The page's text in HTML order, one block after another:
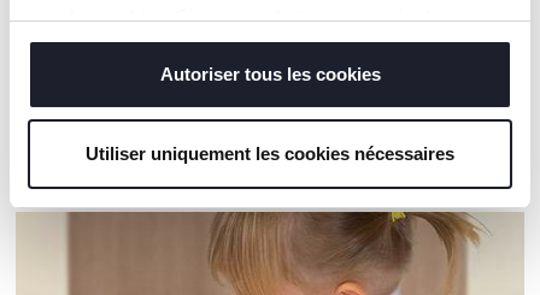
tous les cookies. Si vous souhaitez en savoir plus ou
modifier ou révoquer le consentement de tous les
cookies ou de certains d'entre eux, cliquez sur "afficher
les détails". En fermant cette bannière, vous consentez à
sont indispensables pour profiter du service demandé.
Autoriser tous les cookies
Utiliser uniquement les cookies nécessaires
fine et les capacités
logiques de bébé.
NOS RECOMMANDATIONS